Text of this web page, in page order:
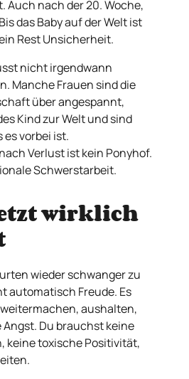
Auch nach der 20. Woche,
das Baby auf der Welt ist
Rest Unsicherheit.
nicht irgendwann
Manche Frauen sind die
über angespannt,
Kind zur Welt und sind
vorbei ist.
Verlust ist kein Ponyhof.
Schwerstarbeit.
wirklich
wieder schwanger zu
automatisch Freude. Es
aushalten,
Du brauchst keine
keine toxische Positivität,